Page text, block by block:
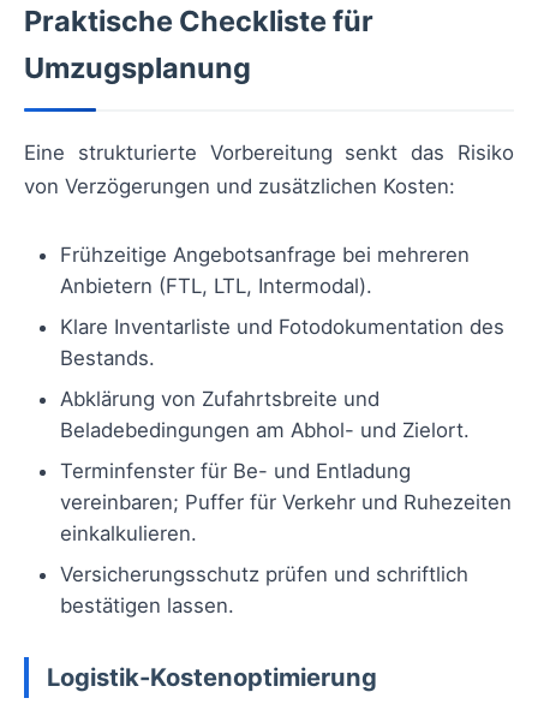
Praktische Checkliste für
Umzugsplanung
Eine strukturierte Vorbereitung senkt das Risiko
von Verzögerungen und zusätzlichen Kosten:
Frühzeitige Angebotsanfrage bei mehreren
Anbietern (FTL, LTL, Intermodal).
Klare Inventarliste und Fotodokumentation des
Bestands.
Abklärung von Zufahrtsbreite und
Beladebedingungen am Abhol- und Zielort.
Terminfenster für Be- und Entladung
vereinbaren; Puffer für Verkehr und Ruhezeiten
einkalkulieren.
Versicherungsschutz prüfen und schriftlich
bestätigen lassen.
Logistik-Kostenoptimierung